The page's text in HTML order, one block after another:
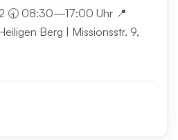
🕣 08:30—17:00 Uhr 📍
Berg | Missionsstr. 9,